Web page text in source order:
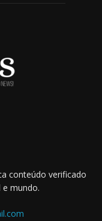
conteúdo verificado
e mundo.